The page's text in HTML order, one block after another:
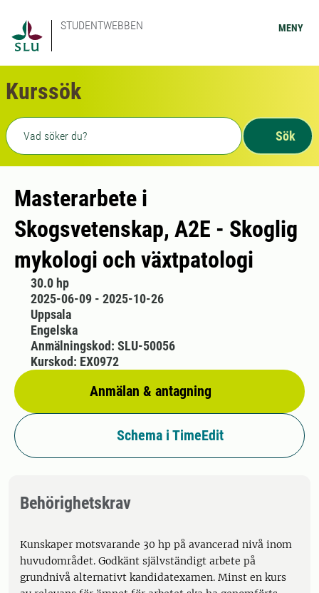
STUDENTWEBBEN MENY
Kurssök
Fritext sökning
Sök
Masterarbete i
Skogsvetenskap, A2E - Skoglig
mykologi och växtpatologi
30.0 hp
2025-06-09 - 2025-10-26
Uppsala
Engelska
Anmälan & antagning
Anmälningskod: SLU-50056
Kurskod: EX0972
Schema i TimeEdit
Behörighetskrav
Kunskaper motsvarande 30 hp på avancerad nivå inom
huvudområdet. Godkänt självständigt arbete på
grundnivå alternativt kandidatexamen. Minst en kurs